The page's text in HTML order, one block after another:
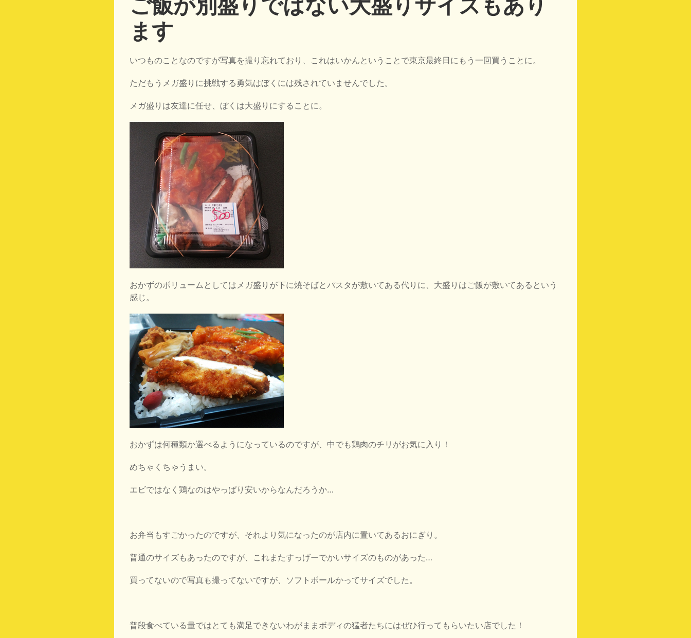
ます
いつものことなのですが写真を撮り忘れており、これはいかんということで東京最終日にもう一回買うことに。
ただもうメガ盛りに挑戦する勇気はぼくには残されていませんでした。
メガ盛りは友達に任せ、ぼくは大盛りにすることに。
おかずのボリュームとしてはメガ盛りが下に焼そばとパスタが敷いてある代りに、大盛りはご飯が敷いてあるという
感じ。
おかずは何種類か選べるようになっているのですが、中でも鶏肉のチリがお気に入り！
めちゃくちゃうまい。
エビではなく鶏なのはやっぱり安いからなんだろうか…
お弁当もすごかったのですが、それより気になったのが店内に置いてあるおにぎり。
普通のサイズもあったのですが、これまたすっげーでかいサイズのものがあった…
買ってないので写真も撮ってないですが、ソフトボールかってサイズでした。
普段食べている量ではとても満足できないわがままボディの猛者たちにはぜひ行ってもらいたい店でした！